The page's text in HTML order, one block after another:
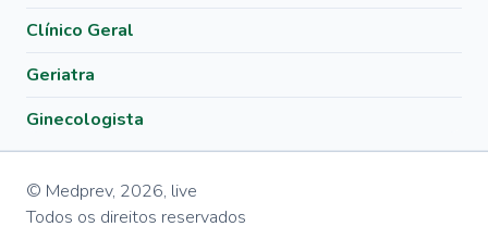
Clínico Geral
Geriatra
Ginecologista
© Medprev, 2026, live
Todos os direitos reservados